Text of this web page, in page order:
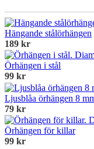
Hängande stålörhängen
189 kr
Örhängen i stål
99 kr
Ljusblåa örhängen 8
79 kr
Örhängen för killar
99 kr